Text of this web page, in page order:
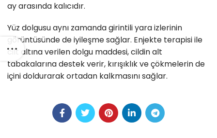
ay arasında kalıcıdır.
Yüz dolgusu aynı zamanda girintili yara izlerinin
görüntüsünde de iyileşme sağlar. Enjekte terapisi ile
cilt altına verilen dolgu maddesi, cildin alt
tabakalarına destek verir, kırışıklık ve çökmelerin de
içini doldurarak ortadan kalkmasını sağlar.